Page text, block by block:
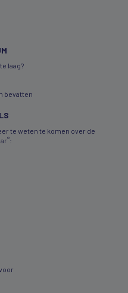
laag?
bevatten
te weten te komen over de
®: